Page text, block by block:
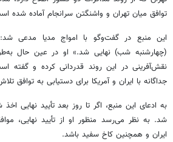
توافق میان تهران و واشنگتن سرانجام آماده شده
این منبع در گفت‌وگو با امواج مدیا مدعی
(چهارشنبه شب) نهایی شد.» او در عین حال
نقش‌آفرینی در این روند قدردانی کرده و گفته
جداگانه با ایران و آمریکا برای دستیابی به توافق
به ادعای این منبع، اگر تا روز بعد تأیید نهایی
شد. به نظر می‌رسد منظور او از تأیید نهایی،
ایران و همچنین کاخ سفید باشد.